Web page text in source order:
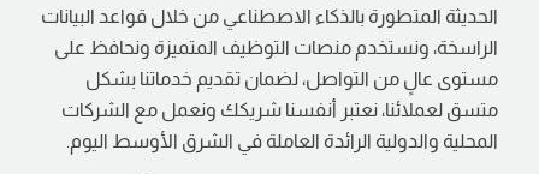
الحديثة المتطورة بالذكاء الاصطناعي من خلال قواعد البيانات
الراسخة، ونستخدم منصات التوظيف المتميزة ونحافظ على
مستوى عالٍ من التواصل، لضمان تقديم خدماتنا بشكل
متسق لعملائنا، نعتبر أنفسنا شريكك ونعمل مع الشركات
المحلية والدولية الرائدة العاملة في الشرق الأوسط اليوم.